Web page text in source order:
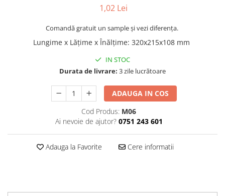
1,02 Lei
Comandă gratuit un sample și vezi diferența.
Lungime x Lățime x Înălțime: 320x215x108 mm
IN STOC
Durata de livrare: 3 zile lucrătoare
ADAUGA IN COS
Cod Produs: M06
Ai nevoie de ajutor? 0751 243 601
Adauga la Favorite Cere informatii